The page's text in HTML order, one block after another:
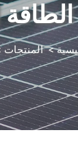
>المنتجات